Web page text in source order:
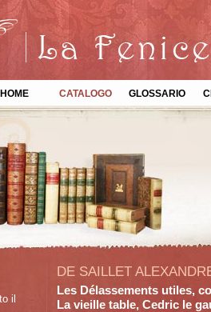
HOME CATALOGO GLOSSARIO
il
DE SAILLET
Les Délassements utiles,
La vieille table, Cedric le